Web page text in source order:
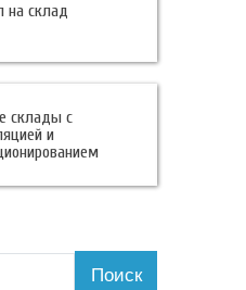
на склад
склады с
и
Поиск